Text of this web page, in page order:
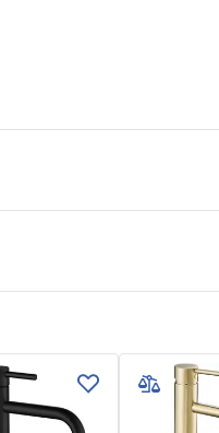
Zlatá
faucet.pdf